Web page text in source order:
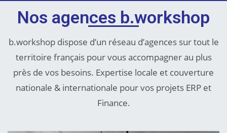
Nos agences b.workshop
b.workshop dispose d’un réseau d’agences sur tout le
territoire français pour vous accompagner au plus
près de vos besoins. Expertise locale et couverture
nationale & internationale pour vos projets ERP et
Finance.